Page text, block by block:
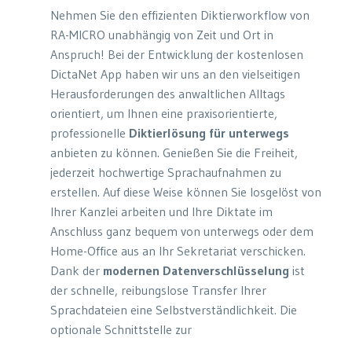
Nehmen Sie den effizienten Diktierworkflow von
RA-MICRO unabhängig von Zeit und Ort in
Anspruch! Bei der Entwicklung der kostenlosen
DictaNet App haben wir uns an den vielseitigen
Herausforderungen des anwaltlichen Alltags
orientiert, um Ihnen eine praxisorientierte,
professionelle Diktierlösung für unterwegs
anbieten zu können. Genießen Sie die Freiheit,
jederzeit hochwertige Sprachaufnahmen zu
erstellen. Auf diese Weise können Sie losgelöst von
Ihrer Kanzlei arbeiten und Ihre Diktate im
Anschluss ganz bequem von unterwegs oder dem
Home-Office aus an Ihr Sekretariat verschicken.
Dank der modernen Datenverschlüsselung ist
der schnelle, reibungslose Transfer Ihrer
Sprachdateien eine Selbstverständlichkeit. Die
optionale Schnittstelle zur